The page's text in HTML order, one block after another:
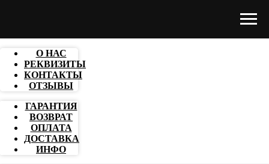
О НАС
РЕКВИЗИТЫ
КОНТАКТЫ
ОТЗЫВЫ
ГАРАНТИЯ
ВОЗВРАТ
ОПЛАТА
ДОСТАВКА
ИНФО